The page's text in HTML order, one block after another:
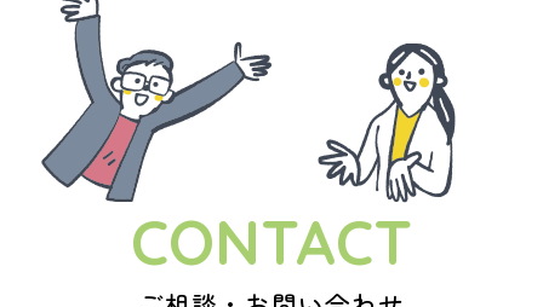
CONTACT